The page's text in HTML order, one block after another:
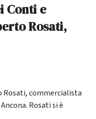
Conti e
Rosati,
Rosati, commercialista
Rosati si è